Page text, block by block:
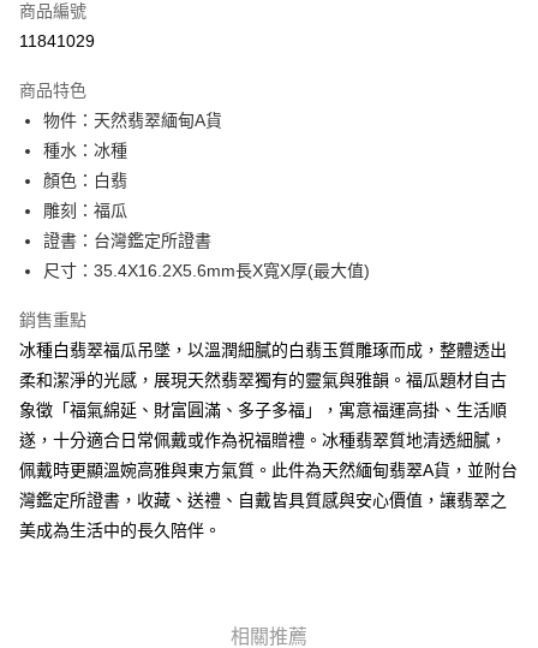
信用卡分期付款
合作金庫商業銀行
華南商業銀行
上海商業儲蓄銀行
國泰世華商業銀行
臺灣中小企業銀行
匯豐（台灣）商業銀行
聯邦商業銀行
元大商業銀行
永豐商業銀行
台新國際商業銀行
台灣樂天信用卡公司
6 期 0 利率 每期
華南商業銀行
上海商業儲蓄銀行
國泰世華商業銀行
臺灣中小企業銀行
匯豐（台灣）商業銀行
華泰商業銀行
元大商業銀行
玉山商業銀行
星展（台灣）商業銀行
台灣樂天信用卡公司
LINE Pay
Apple Pay
街口支付
悠遊付
ATM付款
運送方式
台灣-本島宅配-滿$1000免運費
每筆NT$65，滿NT$1,000(含以上)免運費
台灣-離島宅配
每筆NT$300
商品編號
11841029
商品特色
物件：天然翡翠緬甸A貨
種水：冰種
顏色：白翡
雕刻：福瓜
證書：台灣鑑定所證書
尺寸：35.4X16.2X5.6mm長X寬X厚(最大值)
銷售重點
冰種白翡翠福瓜吊墜，以溫潤細膩的白翡玉質雕琢而成，整體透出
柔和潔淨的光感，展現天然翡翠獨有的靈氣與雅韻。福瓜題材自古
象徵「福氣綿延、財富圓滿、多子多福」，寓意福運高掛、生活順
遂，十分適合日常佩戴或作為祝福贈禮。冰種翡翠質地清透細膩，
佩戴時更顯溫婉高雅與東方氣質。此件為天然緬甸翡翠A貨，並附台
灣鑑定所證書，收藏、送禮、自戴皆具質感與安心價值，讓翡翠之
美成為生活中的長久陪伴。
相關推薦